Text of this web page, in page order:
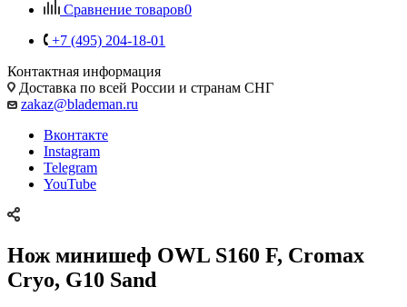
Сравнение товаров0
+7 (495) 204-18-01
Контактная информация
Доставка по всей России и странам СНГ
zakaz@blademan.ru
Вконтакте
Instagram
Telegram
YouTube
Нож минишеф OWL S160 F, Cromax
Cryo, G10 Sand